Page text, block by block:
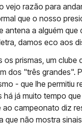
vejo razão para
que o nosso
antena a alguém
damos eco aos
prismas, um clube
dos "três grandes".
- que lhe permitiu
há já muito tempo
ao campeonato diz
que não mostra